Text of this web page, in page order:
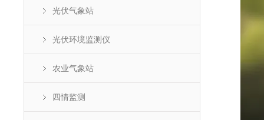
光伏气象站
光伏环境监测仪
农业气象站
四情监测